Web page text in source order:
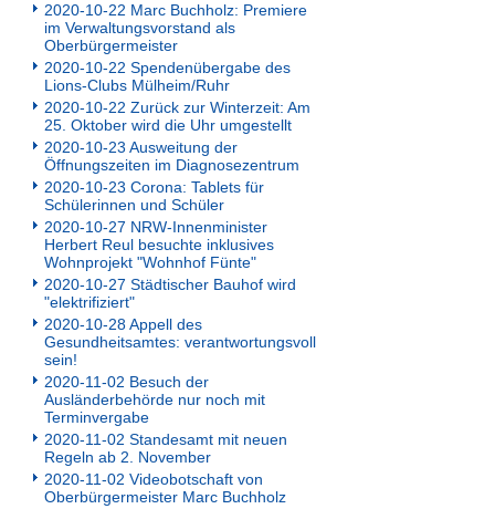
2020-10-22 Marc Buchholz: Premiere
im Verwaltungsvorstand als
Oberbürgermeister
2020-10-22 Spendenübergabe des
Lions-Clubs Mülheim/Ruhr
2020-10-22 Zurück zur Winterzeit: Am
25. Oktober wird die Uhr umgestellt
2020-10-23 Ausweitung der
Öffnungszeiten im Diagnosezentrum
2020-10-23 Corona: Tablets für
Schülerinnen und Schüler
2020-10-27 NRW-Innenminister
Herbert Reul besuchte inklusives
Wohnprojekt "Wohnhof Fünte"
2020-10-27 Städtischer Bauhof wird
"elektrifiziert"
2020-10-28 Appell des
Gesundheitsamtes: verantwortungsvoll
sein!
2020-11-02 Besuch der
Ausländerbehörde nur noch mit
Terminvergabe
2020-11-02 Standesamt mit neuen
Regeln ab 2. November
2020-11-02 Videobotschaft von
Oberbürgermeister Marc Buchholz